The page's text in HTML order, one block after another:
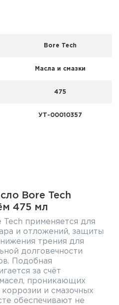
сейфы
Bore Tech
Масла и смазки
475
УТ-00010357
Bore Tech
475 мл
применяется для
и отложений, защиты
трения для
долговечности
Подобная
за счёт
проникающих
и смазочных
обеспечивают не